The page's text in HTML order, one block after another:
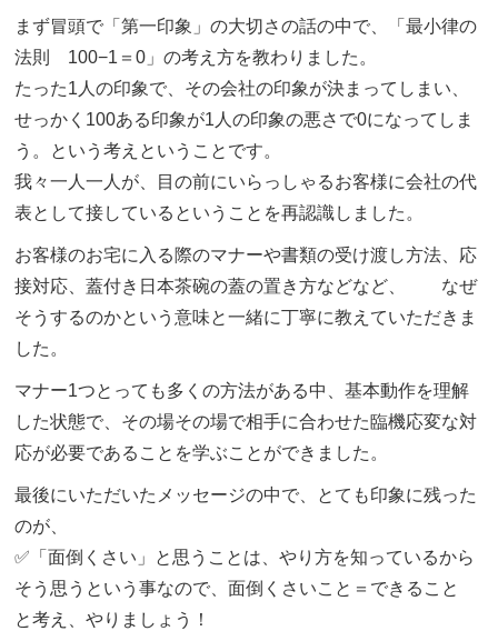
まず冒頭で「第一印象」の大切さの話の中で、「最小律の
法則 100−1＝0」の考え方を教わりました。
たった1人の印象で、その会社の印象が決まってしまい、
せっかく100ある印象が1人の印象の悪さで0になってしま
う。という考えということです。
我々一人一人が、目の前にいらっしゃるお客様に会社の代
表として接しているということを再認識しました。
お客様のお宅に入る際のマナーや書類の受け渡し方法、応
接対応、蓋付き日本茶碗の蓋の置き方などなど、 なぜ
そうするのかという意味と一緒に丁寧に教えていただきま
した。
マナー1つとっても多くの方法がある中、基本動作を理解
した状態で、その場その場で相手に合わせた臨機応変な対
応が必要であることを学ぶことができました。
最後にいただいたメッセージの中で、とても印象に残った
のが、
✅ 「面倒くさい」と思うことは、やり方を知っているから
そう思うという事なので、面倒くさいこと＝できること
と考え、やりましょう！